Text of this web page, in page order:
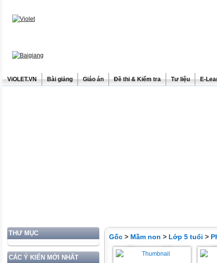
ViOLET.VN Bài giảng Giáo án Đề thi & Kiểm tra Tư liệu E-
THƯ MỤC
CÁC Ý KIẾN MỚI NHẤT
Gốc > Mầm non > Lớp 5 tuổi >